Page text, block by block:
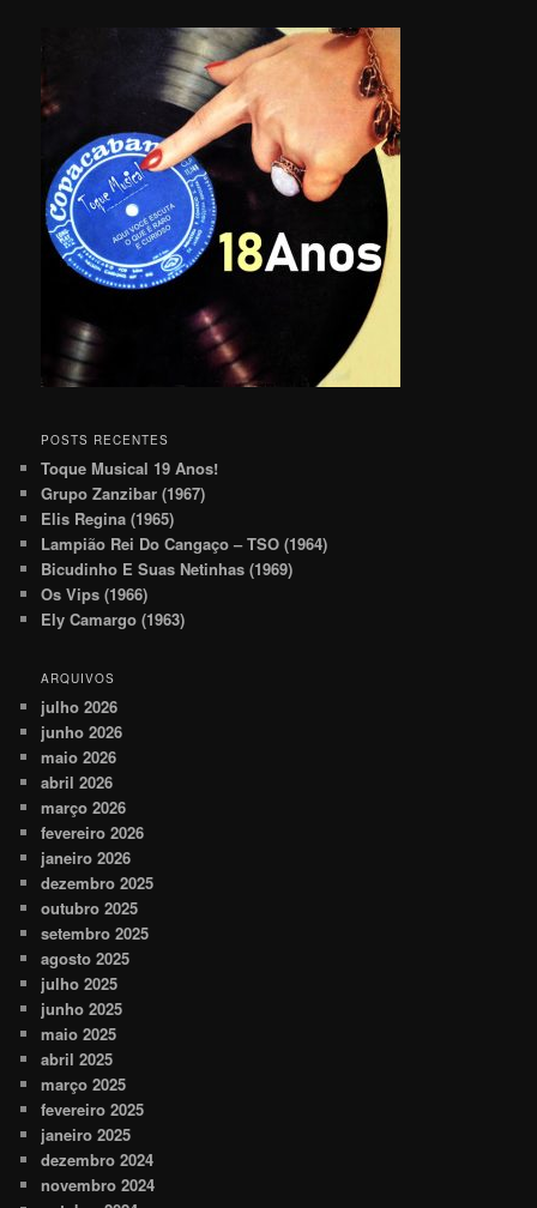
POSTS RECENTES
Toque Musical 19 Anos!
Grupo Zanzibar (1967)
Elis Regina (1965)
Lampião Rei Do Cangaço – TSO (1964)
Bicudinho E Suas Netinhas (1969)
Os Vips (1966)
Ely Camargo (1963)
ARQUIVOS
julho 2026
junho 2026
maio 2026
abril 2026
março 2026
fevereiro 2026
janeiro 2026
dezembro 2025
outubro 2025
setembro 2025
agosto 2025
julho 2025
junho 2025
maio 2025
abril 2025
março 2025
fevereiro 2025
janeiro 2025
dezembro 2024
novembro 2024